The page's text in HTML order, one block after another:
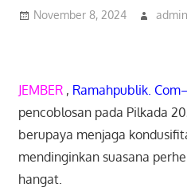
November 8, 2024 admin
JEMBER, Ramahpublik.
pencoblosan pada Pilkada
berupaya menjaga
mendinginkan suasana
hangat.